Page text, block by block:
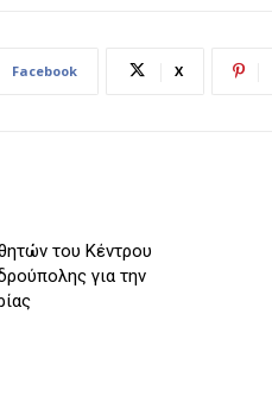
Facebook X
του Κέντρου
για την